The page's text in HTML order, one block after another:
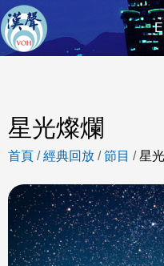
星光燦爛
首頁 /經典回放 /節目 /星